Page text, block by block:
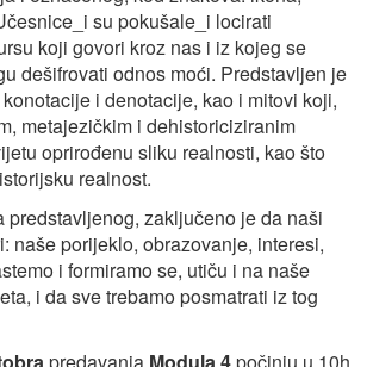
su pokušale_i locirati
koji govori kroz nas i iz kojeg se
dešifrovati odnos moći. Predstavljen je
i denotacije, kao i mitovi koji,
metajezičkim i dehistoriciziranim
oprirođenu sliku realnosti, kao što
realnost.
predstavljenog, zaključeno je da naši
naše porijeklo, obrazovanje, interesi,
i formiramo se, utiču i na naše
i da sve trebamo posmatrati iz tog
predavanja Modula 4počinju u 10h.